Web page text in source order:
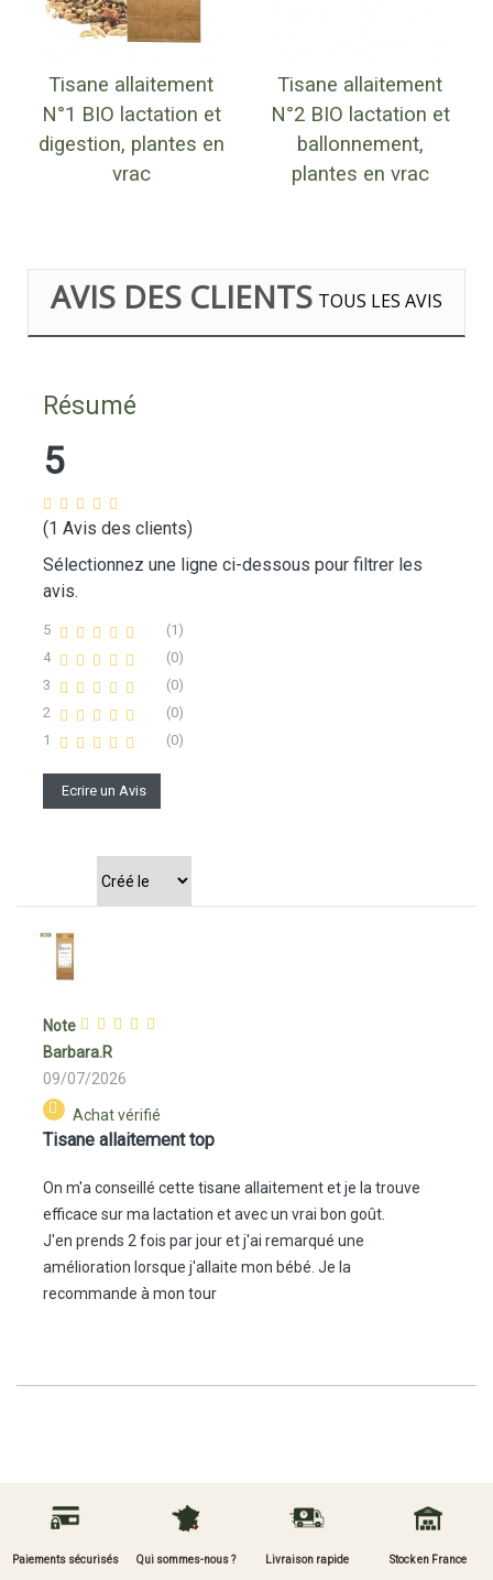
Tisane allaitement
N°1 BIO lactation et
digestion, plantes en
vrac
Tisane allaitement
N°2 BIO lactation et
ballonnement,
plantes en vrac
AVIS DES CLIENTS TOUS LES AVIS
Résumé
5
(1 Avis des clients)
Sélectionnez une ligne ci-dessous pour filtrer les
avis.
5
(1)
4
(0)
3
(0)
2
(0)
1
(0)
Ecrire un Avis
Note
Barbara.R
09/07/2026
Achat vérifié
Tisane allaitement top
On m'a conseillé cette tisane allaitement et je la trouve
efficace sur ma lactation et avec un vrai bon goût.
J'en prends 2 fois par jour et j'ai remarqué une
amélioration lorsque j'allaite mon bébé. Je la
recommande à mon tour
Paiements sécurisés Qui sommes-nous ? Livraison rapide Stock en France